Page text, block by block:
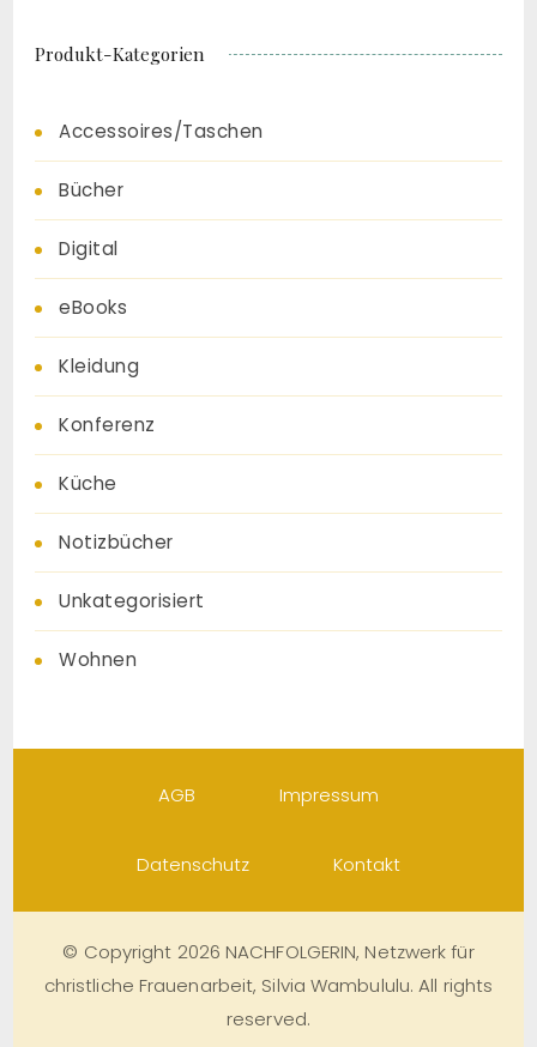
Produkt-Kategorien
Accessoires/Taschen
Bücher
Digital
eBooks
Kleidung
Konferenz
Küche
Notizbücher
Unkategorisiert
Wohnen
AGB Impressum
Datenschutz Kontakt
© Copyright 2026 NACHFOLGERIN, Netzwerk für
christliche Frauenarbeit, Silvia Wambululu. All rights
reserved.